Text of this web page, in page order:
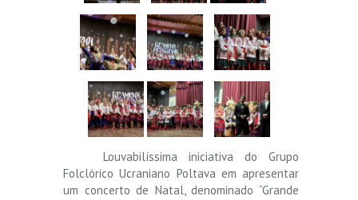
Louvabilíssima iniciativa do Grupo
Folclórico Ucraniano Poltava em apresentar
um concerto de Natal, denominado “Grande